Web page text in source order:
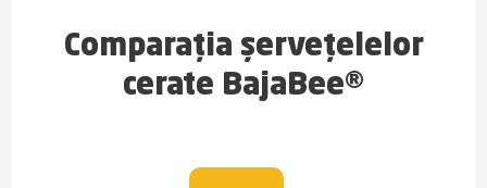
Comparația șervețelelor
cerate BajaBee®